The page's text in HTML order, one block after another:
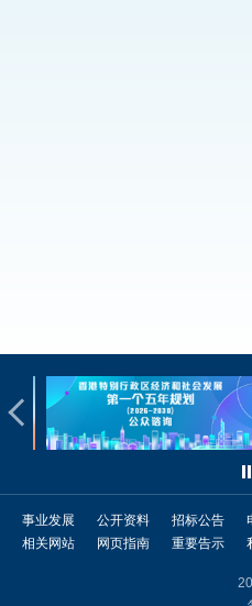
事业发展 公开资料 招标公告
相关网站
网页指南 重要告示